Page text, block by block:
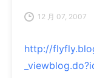
12 月 07, 2007
http://